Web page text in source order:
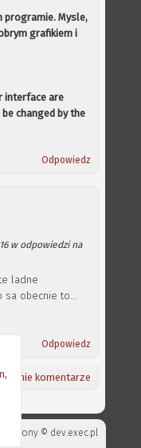
,
programie. Mysle,
grafikiem i
interface are
changed by the
Odpowiedz
w odpowiedzi na
ladne
sa obecnie to...
Odpowiedz
komentarze
strony © dev.exec.pl